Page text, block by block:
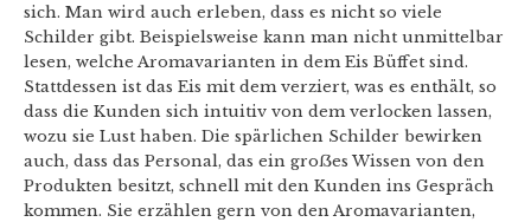
sich. Man wird auch erleben, dass es nicht so viele
Schilder gibt. Beispielsweise kann man nicht unmittelbar
lesen, welche Aromavarianten in dem Eis Büffet sind.
Stattdessen ist das Eis mit dem verziert, was es enthält, so
dass die Kunden sich intuitiv von dem verlocken lassen,
wozu sie Lust haben. Die spärlichen Schilder bewirken
auch, dass das Personal, das ein groẞes Wissen von den
Produkten besitzt, schnell mit den Kunden ins Gespräch
kommen. Sie erzählen gern von den Aromavarianten,